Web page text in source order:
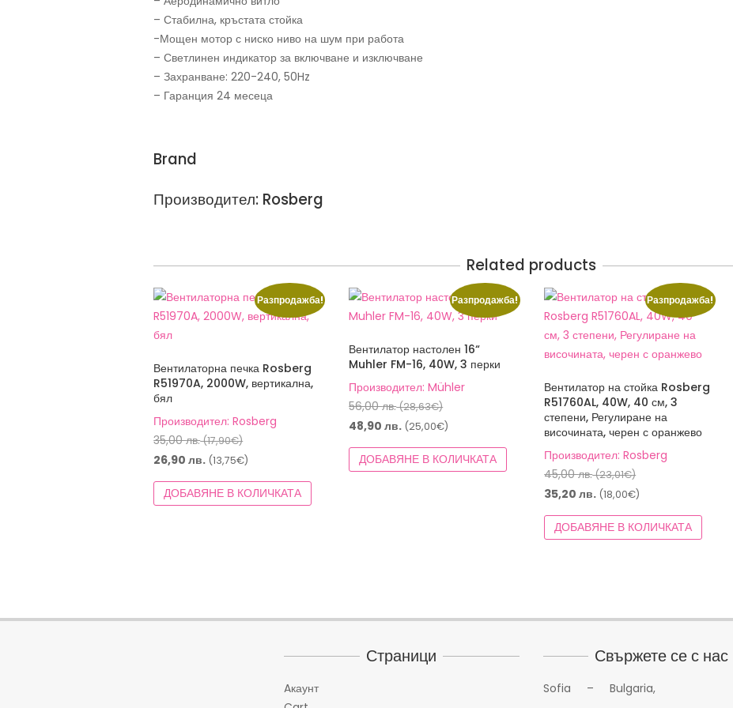
– Стабилна, кръстата стойка
-Мощен мотор с ниско ниво на шум при работа
– Светлинен индикатор за включване и изключване
– Захранване: 220-240, 50Hz
– Гаранция 24 месеца
Brand
Производител: Rosberg
Related products
Разпродажба!
Вентилаторна печка Rosberg
R51970A, 2000W, вертикална,
бял
Производител: Rosberg
35,00лв.(17,90€)Original
price
was:
35,00 лв.
26,90лв. (13,75€)
цена
е:
ДОБАВЯНЕ В КОЛИЧКАТА
Разпродажба!
Вентилатор настолен 16“
Muhler FM-16, 40W, 3 перки
Производител: Mühler
56,00лв.(28,63€)Original
price
was:
56,00 лв.
48,90лв. (25,00€)
цена
е:
ДОБАВЯНЕ В КОЛИЧКАТА
Разпродажба!
Вентилатор на стойка Rosberg
R51760AL, 40W, 40 см, 3
степени, Регулиране на
височината, черен с оранжево
Производител: Rosberg
45,00лв.(23,01€)Original
price
was:
45,00 лв.
35,20лв. (18,00€)
цена
е:
ДОБАВЯНЕ В КОЛИЧКАТА
Страници
Aкаунт
Свържете се с нас
Sofia – Bulgaria,